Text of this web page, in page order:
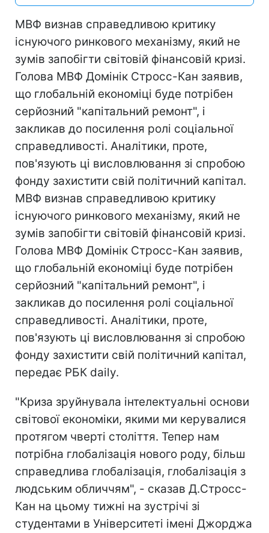
МВФ визнав справедливою критику
існуючого ринкового механізму, який не
зумів запобігти світовій фінансовій кризі.
Голова МВФ Домінік Стросс-Кан заявив,
що глобальній економіці буде потрібен
серйозний "капітальний ремонт", і
закликав до посилення ролі соціальної
справедливості. Аналітики, проте,
пов'язують ці висловлювання зі спробою
фонду захистити свій політичний капітал.
МВФ визнав справедливою критику
існуючого ринкового механізму, який не
зумів запобігти світовій фінансовій кризі.
Голова МВФ Домінік Стросс-Кан заявив,
що глобальній економіці буде потрібен
серйозний "капітальний ремонт", і
закликав до посилення ролі соціальної
справедливості. Аналітики, проте,
пов'язують ці висловлювання зі спробою
фонду захистити свій політичний капітал,
передає РБК daily.
"Криза зруйнувала інтелектуальні основи
світової економіки, якими ми керувалися
протягом чверті століття. Тепер нам
потрібна глобалізація нового роду, більш
справедлива глобалізація, глобалізація з
людським обличчям", - сказав Д.Стросс-
Кан на цьому тижні на зустрічі зі
студентами в Університеті імені Джорджа